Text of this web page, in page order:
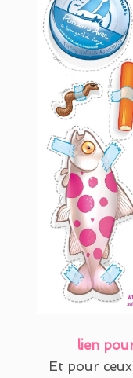
lien
Et pour